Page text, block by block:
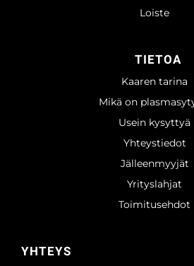
Loiste
TIETOA
Kaaren tarina
Mikä on
Usein kysyttyä
Yhteystiedot
Jälleenmyyjät
Yrityslahjat
Toimitusehdot
YHTEYS